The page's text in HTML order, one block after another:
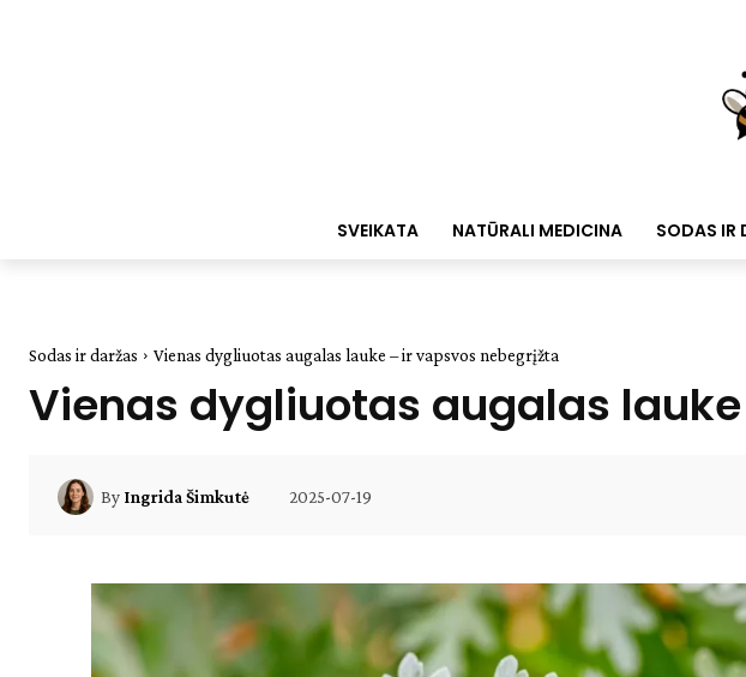
SVEIKATA NATŪRALI MEDICINA SODAS IR
Sodas ir daržas Vienas dygliuotas augalas lauke – ir vapsvos nebegrįžta
Vienas dygliuotas augalas
By Ingrida Šimkutė 2025-07-19